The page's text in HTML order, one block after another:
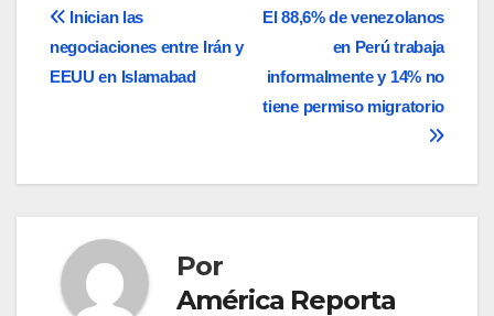
Navegación
de
El 88,6% de venezolanos
en Perú trabaja
informalmente y 14% no
tiene permiso migratorio
Inician las
negociaciones entre Irán y
EEUU en Islamabad
Por
América Reporta